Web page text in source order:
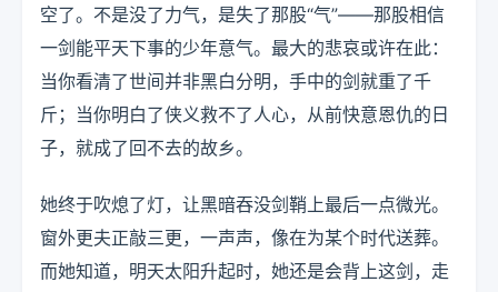
空了。不是没了力气，是失了那股“气”——那股相信
一剑能平天下事的少年意气。最大的悲哀或许在此：
当你看清了世间并非黑白分明，手中的剑就重了千
斤；当你明白了侠义救不了人心，从前快意恩仇的日
子，就成了回不去的故乡。
她终于吹熄了灯，让黑暗吞没剑鞘上最后一点微光。
窗外更夫正敲三更，一声声，像在为某个时代送葬。
而她知道，明天太阳升起时，她还是会背上这剑，走